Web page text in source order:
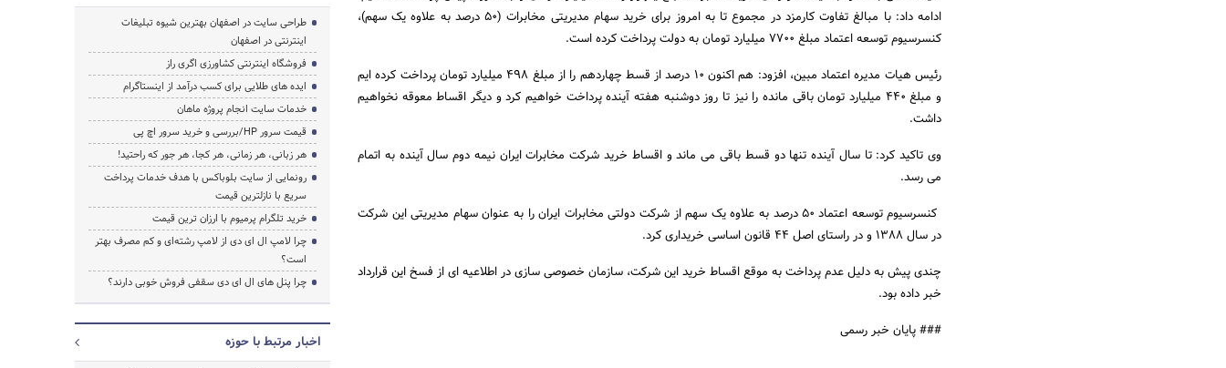
ادامه داد: با مبالغ تفاوت کارمزد در مجموع تا به امروز برای خرید سهام مدیریتی مخابرات (۵۰ درصد به علاوه یک سهم)،
کنسرسیوم توسعه اعتماد مبلغ ۷۷۰۰ میلیارد تومان به دولت پرداخت کرده است.
رئیس هیات مدیره اعتماد مبین، افزود: هم اکنون ۱۰ درصد از قسط چهاردهم را از مبلغ ۴۹۸ میلیارد تومان پرداخت کرده ایم
و مبلغ ۴۴۰ میلیارد تومان باقی مانده را نیز تا روز دوشنبه هفته آینده پرداخت خواهیم کرد و دیگر اقساط معوقه نخواهیم
داشت.
وی تاکید کرد: تا سال آینده تنها دو قسط باقی می ماند و اقساط خرید شرکت مخابرات ایران نیمه دوم سال آینده به اتمام
می رسد.
کنسرسیوم توسعه اعتماد ۵۰ درصد به علاوه یک سهم از شرکت دولتی مخابرات ایران را به عنوان سهام مدیریتی این شرکت
در سال ۱۳۸۸ و در راستای اصل ۴۴ قانون اساسی خریداری کرد.
چندی پیش به دلیل عدم پرداخت به موقع اقساط خرید این شرکت، سازمان خصوصی سازی در اطلاعیه ای از فسخ این قرارداد
خبر داده بود.
### پایان خبر رسمی
طراحی سایت در اصفهان بهترین شیوه تبلیغات
اینترنتی در اصفهان
فروشگاه اینترنتی کشاورزی اگری راز
ایده های طلایی برای کسب درآمد از اینستاگرام
خدمات سایت انجام پروژه ماهان
قیمت سرور HP/بررسی و خرید سرور اچ پی
هر زبانی، هر زمانی، هر کجا، هر جور که راحتید!
رونمایی از سایت بلوباکس با هدف خدمات پرداخت
سریع با نازلترین قیمت
خرید تلگرام پرمیوم با ارزان ترین قیمت
چرا لامپ ال ای دی از لامپ رشته‌ای و کم مصرف بهتر
است؟
چرا پنل های ال ای دی سقفی فروش خوبی دارند؟
اخبار مرتبط با حوزه